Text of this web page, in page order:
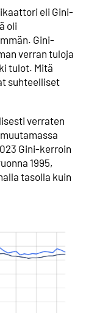
eli Gini-
oli
Gini-
verran tuloja
tulot. Mitä
suhteelliset
verraten
Gini-kerroin
1995,
tasolla kuin